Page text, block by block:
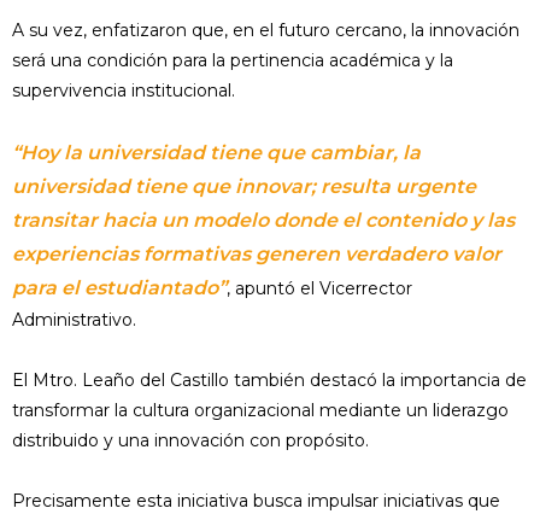
A su vez, enfatizaron que, en el futuro cercano, la innovación
será una condición para la pertinencia académica y la
supervivencia institucional.
“Hoy la universidad tiene que cambiar, la
universidad tiene que innovar; resulta urgente
transitar hacia un modelo donde el contenido y las
experiencias formativas generen verdadero valor
para el estudiantado”, apuntó el Vicerrector
Administrativo.
El Mtro. Leaño del Castillo también destacó la importancia de
transformar la cultura organizacional mediante un liderazgo
distribuido y una innovación con propósito.
Precisamente esta iniciativa busca impulsar iniciativas que